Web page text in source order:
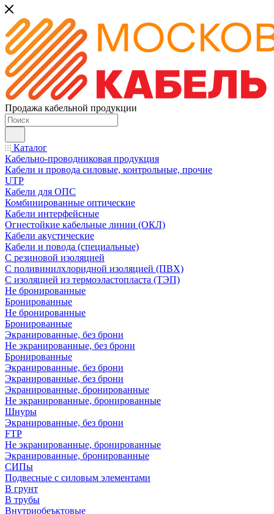
Продажа кабельной продукции
Каталог
Кабельно-проводниковая продукция
Кабели и провода силовые, контрольные, прочие
UTP
Кабели для ОПС
Комбинированные оптические
Кабели интерфейсные
Огнестойкие кабельные линии (ОКЛ)
Кабели акустические
Кабели и повода (специальные)
С резиновой изоляцией
С поливинилхлоридной изоляцией (ПВХ)
С изоляцией из термоэластопласта (ТЭП)
Не бронированные
Бронированные
Не бронированные
Бронированные
Экранированные, без брони
Не экранированные, без брони
Бронированные
Экранированные, без брони
Экранированные, без брони
Экранированные, бронированные
Не экранированные, бронированные
Шнуры
Экранированные, без брони
FTP
Не экранированные, бронированные
Экранированные, бронированные
СИПы
Подвесные с силовым элементами
В грунт
В трубы
Внутриобеъктовые